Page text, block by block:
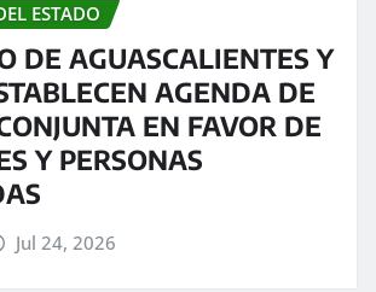
ESTADO
DE AGUASCALIENTES Y
AGENDA DE
EN FAVOR DE
Y PERSONAS
Jul 24, 2026